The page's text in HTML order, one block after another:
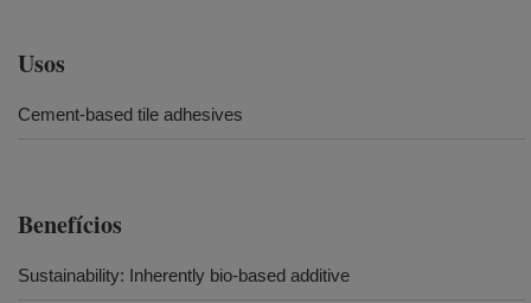
Usos
Cement-based tile adhesives
Benefícios
Sustainability: Inherently bio-based additive